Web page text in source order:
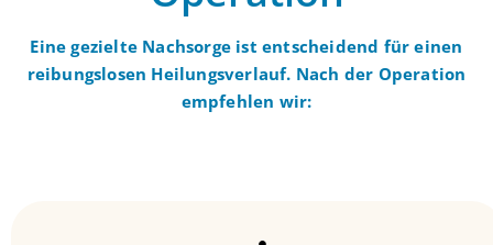
Eine gezielte Nachsorge ist entscheidend für einen
reibungslosen Heilungsverlauf. Nach der Operation
empfehlen wir: